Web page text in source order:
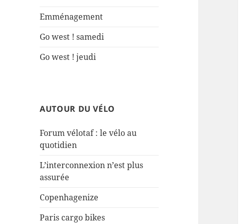
Emménagement
Go west ! samedi
Go west ! jeudi
AUTOUR DU VÉLO
Forum vélotaf : le vélo au
quotidien
L’interconnexion n’est plus
assurée
Copenhagenize
Paris cargo bikes